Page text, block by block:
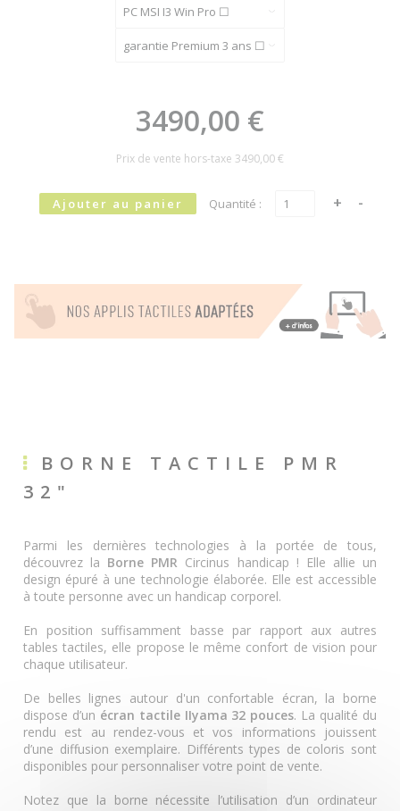
3490,00 €
Prix de vente hors-taxe 3490,00 €
Quantité :
BORNE TACTILE PMR
32"
Parmi les dernières technologies à la portée de tous,
découvrez la Borne PMR Circinus handicap ! Elle allie un
design épuré à une technologie élaborée. Elle est accessible
à toute personne avec un handicap corporel.
En position suffisamment basse par rapport aux autres
tables tactiles, elle propose le même confort de vision pour
chaque utilisateur.
De belles lignes autour d'un confortable écran, la borne
dispose d’un écran tactile IIyama 32 pouces. La qualité du
rendu est au rendez-vous et vos informations jouissent
d’une diffusion exemplaire. Différents types de coloris sont
disponibles pour personnaliser votre point de vente.
Notez que la borne nécessite l’utilisation d’un ordinateur